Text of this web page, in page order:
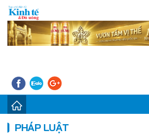
Sự kiện
PHÁP LUẬT